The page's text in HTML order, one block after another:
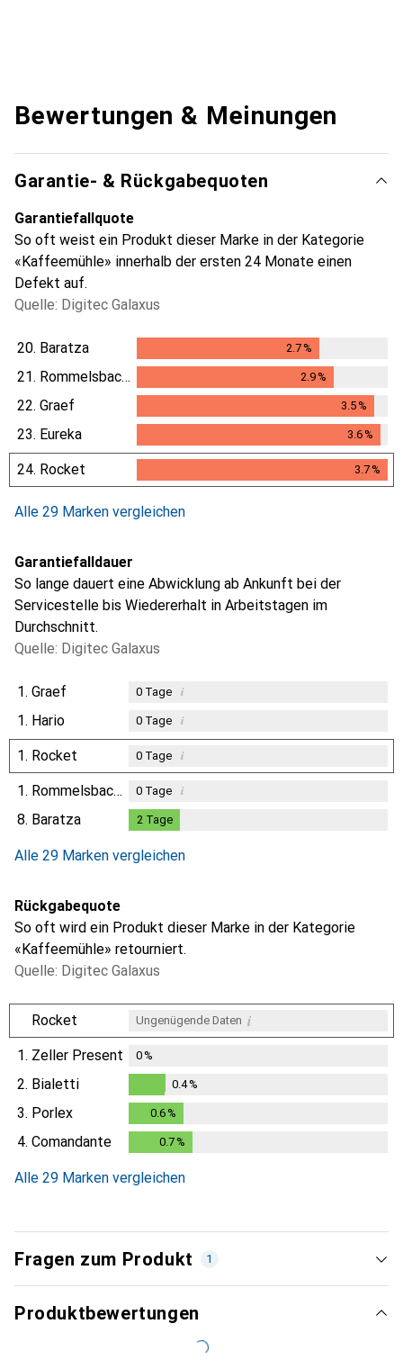
Bewertungen & Meinungen
Garantie- & Rückgabequoten
Garantiefallquote
So oft weist ein Produkt dieser Marke in der Kategorie
«Kaffeemühle» innerhalb der ersten 24 Monate einen
Defekt auf.
Quelle: Digitec Galaxus
20. Baratza 2.7%
21. Rommelsbacher 2.9%
22. Graef 3.5%
3.5%
23. Eureka 3.6%
3.6%
24. Rocket 3.7%
3.7%
Alle 29 Marken vergleichen
Garantiefalldauer
So lange dauert eine Abwicklung ab Ankunft bei der
Servicestelle bis Wiedererhalt in Arbeitstagen im
Durchschnitt.
Quelle: Digitec Galaxus
1. Graef 0Tage i
1. Hario 0Tage i
1. Rocket 0Tage i
1. Rommelsbacher 0Tage i
8. Baratza 2 Tage
Alle 29 Marken vergleichen
Rückgabequote
So oft wird ein Produkt dieser Marke in der Kategorie
«Kaffeemühle» retourniert.
Quelle: Digitec Galaxus
Rocket Ungenügende Daten i
1. Zeller Present 0%
2. Bialetti
0.4%
0.4%
3. Porlex 0.6%
4. Comandante 0.7 %
Alle 29 Marken vergleichen
Fragen zum Produkt 1
Produktbewertungen